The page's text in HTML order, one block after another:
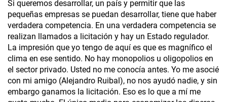
Si queremos desarrollar, un país y permitir que las
pequeñas empresas se puedan desarrollar, tiene que haber
verdadera competencia. En una verdadera competencia se
realizan llamados a licitación y hay un Estado regulador.
La impresión que yo tengo de aquí es que es magnífico el
clima en ese sentido. No hay monopolios u oligopolios en
el sector privado. Usted no me conocía antes. Yo me asocié
con mi amigo (Alejandro Ruibal), no nos ayudó nadie, y sin
embargo ganamos la licitación. Eso es lo que a mí me